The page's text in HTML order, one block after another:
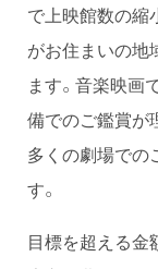
で上映館数の縮
がお住まいの地
ます。音楽映画
備でのご鑑賞が
多くの劇場での
す。
目標を超える金